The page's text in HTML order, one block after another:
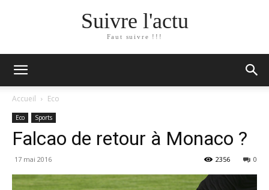
Suivre l'actu
Faut suivre !!!
Accueil Eco
Eco Sports
Falcao de retour à Monaco ?
17 mai 2016 0
2356